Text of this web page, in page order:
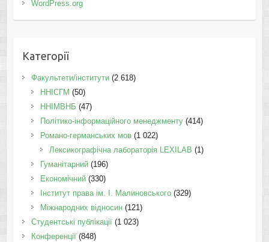
WordPress.org
Категорії
Факультети/інститути(2 618)
ННІСГМ (50)
ННІМВНБ (47)
Політико-інформаційного менеджменту(414)
Романо-германських мов(1 022)
Лексикографічна лабораторія LEXILAB (1)
Гуманітарний(196)
Економічний(330)
Інститут права ім. І. Малиновського(329)
Міжнародних відносин(121)
Студентські публікації(1 023)
Конференції(848)